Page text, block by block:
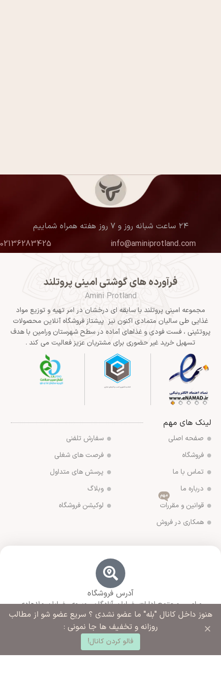
۲۴ ساعت شبانه روز و ۷ روز هفته همراه شماییم
info@aminiprotland.com
02136283425
فرآورده های گوشتی امینی پروتلند
Amini Protland
مجموعه امینی پروتلند با سابقه ای درخشان در امر تهیه و توزیع مواد
غذایی طی سالیان متمادی اکنون نیز پیشتاز فروشگاه آنلاین محصولات
پروتئینی ، فست فودی و غذاهای آماده در سطح شهرستان ورامین با هدف
تسهیل خرید غیر حضوری برای مشتریان عزیز فعالیت می کند .
لینک های مهم
صفحه اصلی
فروشگاه
تماس با ما
درباره ما
قوانین و مقررات
مهم
همکاری در فروش
سفارش تلفنی
فرصت های شغلی
پرسش های متداول
وبلاگ
لوکیشن فروشگاه
آدرس فروشگاه
ورامین مجتمع ادارات خیابان آزادگان روبروی خیابان ملاهادی
سبزواری نبش کوچه شهید رضایی
هنوز داخل کانال "بله" ما عضو نشدی ؟ سریع عضو شو از مطالب
روزانه و تخفیف ها جا نمونی :
فالو کردن کانال!
×